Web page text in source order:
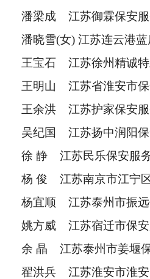
潘梁成 江苏御霖保安服
潘晓雪(女) 江苏连云港
王宝石 江苏徐州精诚特
王明山 江苏省淮安市保
王余洪 江苏护家保安服
吴纪国 江苏扬中润阳保
徐 静 江苏民乐保安服
杨 俊 江苏南京市江宁
杨宜顺 江苏泰州市振远
姚方威 江苏宿迁市保安
余 晶 江苏泰州市姜堰
翟洪兵 江苏淮安市淮安